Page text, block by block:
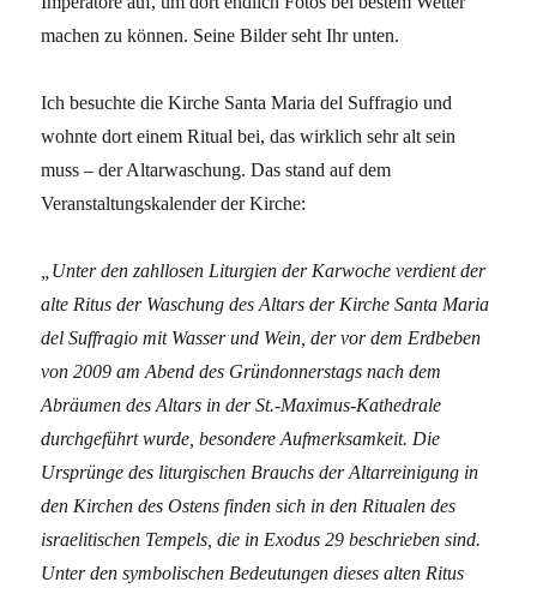
machen zu können. Seine Bilder seht Ihr unten.
Ich besuchte die Kirche Santa Maria del Suffragio und
wohnte dort einem Ritual bei, das wirklich sehr alt sein
muss – der Altarwaschung. Das stand auf dem
Veranstaltungskalender der Kirche:
„Unter den zahllosen Liturgien der Karwoche verdient der
alte Ritus der Waschung des Altars der Kirche Santa Maria
del Suffragio mit Wasser und Wein, der vor dem Erdbeben
von 2009 am Abend des Gründonnerstags nach dem
Abräumen des Altars in der St.-Maximus-Kathedrale
durchgeführt wurde, besondere Aufmerksamkeit. Die
Ursprünge des liturgischen Brauchs der Altarreinigung in
den Kirchen des Ostens finden sich in den Ritualen des
israelitischen Tempels, die in Exodus 29 beschrieben sind.
Unter den symbolischen Bedeutungen dieses alten Ritus